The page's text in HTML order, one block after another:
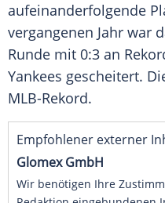
aufeinanderfolgende
vergangenen Jahr war
Runde mit 0:3 an
Yankees gescheitert.
MLB-Rekord.
Empfohlener externer
Glomex GmbH
Wir benötigen Ihre